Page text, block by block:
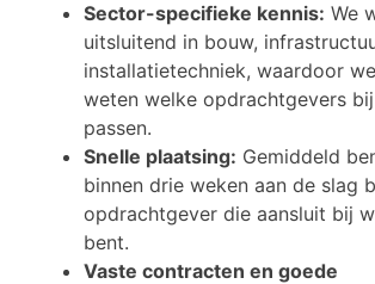
Sector-specifieke kennis: We
uitsluitend in bouw,
installatietechniek, waardoor
weten welke opdrachtgevers
passen.
Snelle plaatsing: Gemiddeld
binnen drie weken aan de slag
opdrachtgever die aansluit bij
bent.
Vaste contracten en goede